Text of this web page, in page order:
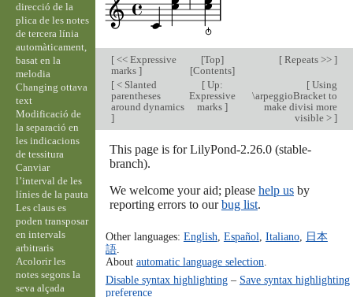
[<< Expressive
marks ]
[Top]
[Contents]
[Repeats >> ]
[< Slanted
parentheses
around dynamics
]
[Up:
Expressive
marks ]
[Using
\arpeggioBracket to
make divisi more
visible > ]
This page is for LilyPond-2.26.0 (stable-
branch).
We welcome your aid; please help usby
reporting errors to ourbug list.
Other languages: English Español Italiano,
日本
語.
About automatic language selection
Disable syntax highlighting– Save syntax highlighting
preference
direcció de la
plica de les notes
de tercera línia
automàticament,
basat en la
melodia
Changing ottava
text
Modificació de
la separació en
les indicacions
de tessitura
Canviar
l’interval de les
línies de la pauta
Les claus es
poden transposar
en intervals
arbitraris
Acolorir les
notes segons la
seva alçada